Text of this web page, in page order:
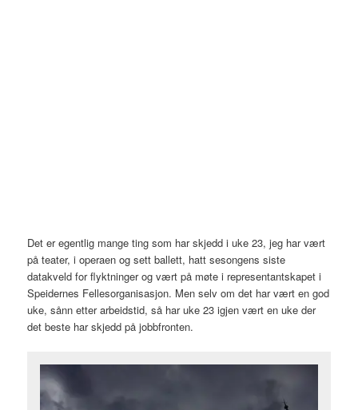
Det er egentlig mange ting som har skjedd i uke 23, jeg har vært
på teater, i operaen og sett ballett, hatt sesongens siste
datakveld for flyktninger og vært på møte i representantskapet i
Speidernes Fellesorganisasjon. Men selv om det har vært en god
uke, sånn etter arbeidstid, så har uke 23 igjen vært en uke der
det beste har skjedd på jobbfronten.